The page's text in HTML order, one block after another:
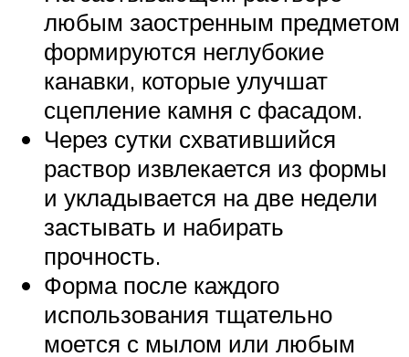
любым заостренным предметом
формируются неглубокие
канавки, которые улучшат
сцепление камня с фасадом.
Через сутки схватившийся
раствор извлекается из формы
и укладывается на две недели
застывать и набирать
прочность.
Форма после каждого
использования тщательно
моется с мылом или любым